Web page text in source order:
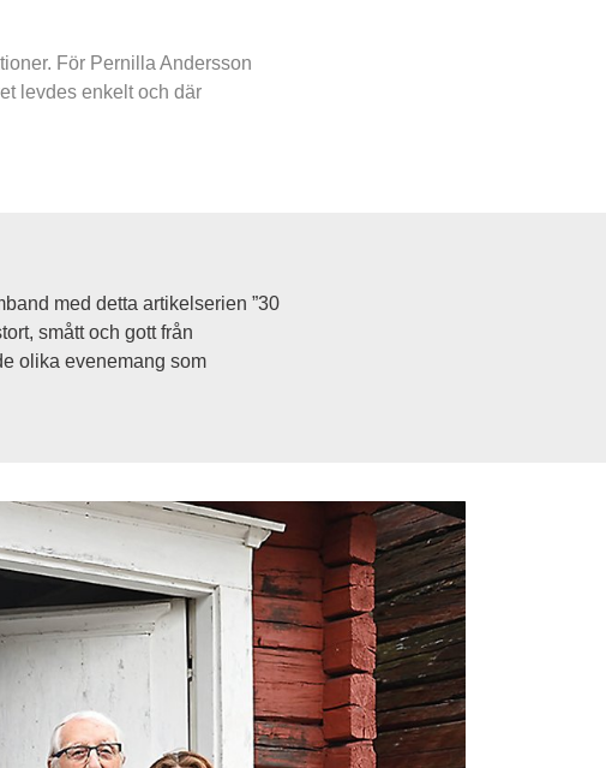
För Pernilla Andersson
levdes enkelt och där
med detta artikelserien ”30
smått och gott från
olika evenemang som